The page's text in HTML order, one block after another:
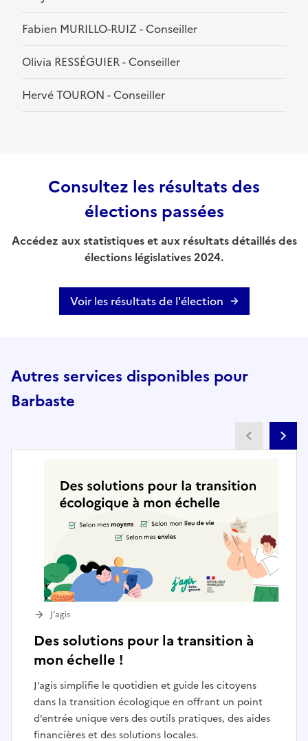
Fabien MURILLO-RUIZ - Conseiller
Olivia RESSÉGUIER - Conseiller
Hervé TOURON - Conseiller
Consultez les résultats des
élections passées
Accédez aux statistiques et aux résultats détaillés des
élections législatives 2024.
Voir les résultats de l'élection
Autres services disponibles pour
Barbaste
Des solutions pour la transition à
mon échelle !
J’agis simplifie le quotidien et guide les citoyens
dans la transition écologique en offrant un point
d’entrée unique vers des outils pratiques, des aides
financières et des solutions locales.
J’agis